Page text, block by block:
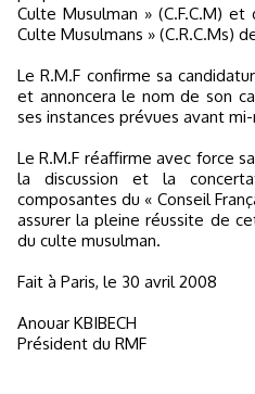
Culte Musulman » (C.F.C.M)
Culte Musulmans » (C.R.C.Ms)
Le R.M.F confirme sa
et annoncera le nom de son
ses instances prévues avant
Le R.M.F réaffirme avec force
la discussion et la
composantes du « Conseil
assurer la pleine réussite de
du culte musulman.
Fait à Paris, le 30 avril 2008
Anouar KBIBECH
Président du RMF